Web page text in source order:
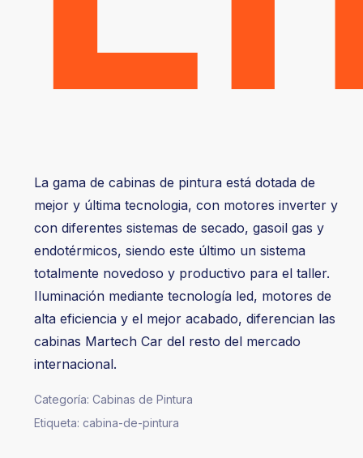
La gama de cabinas de pintura está dotada de
mejor y última tecnologia, con motores inverter y
con diferentes sistemas de secado, gasoil gas y
endotérmicos, siendo este último un sistema
totalmente novedoso y productivo para el taller.
Iluminación mediante tecnología led, motores de
alta eficiencia y el mejor acabado, diferencian las
cabinas Martech Car del resto del mercado
internacional.
Categoría: Cabinas de Pintura
Etiqueta: cabina-de-pintura